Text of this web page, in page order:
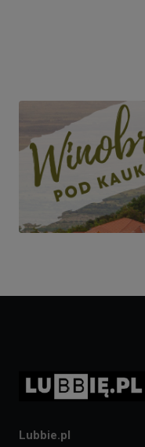
Lubbie.pl